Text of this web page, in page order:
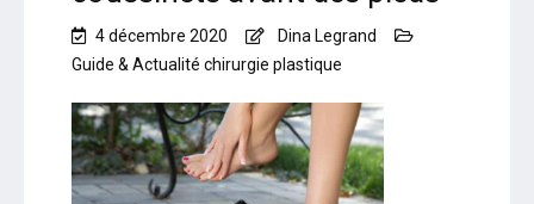
4 décembre 2020
Dina Legrand
Guide & Actualité chirurgie plastique